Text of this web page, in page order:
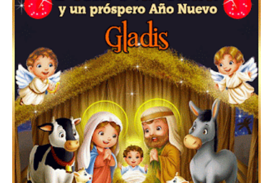
Te deseo una Feliz Navidad Bardona